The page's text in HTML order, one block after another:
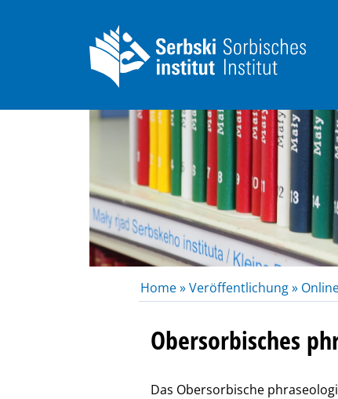
Home »Veröffentlichung »
Obersorbisches
Das Obersorbische